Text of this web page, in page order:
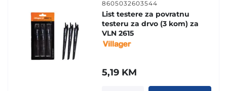
8605032603544
List testere za povratnu
testeru za drvo (3 kom) za
VLN 2615
5,19 KM